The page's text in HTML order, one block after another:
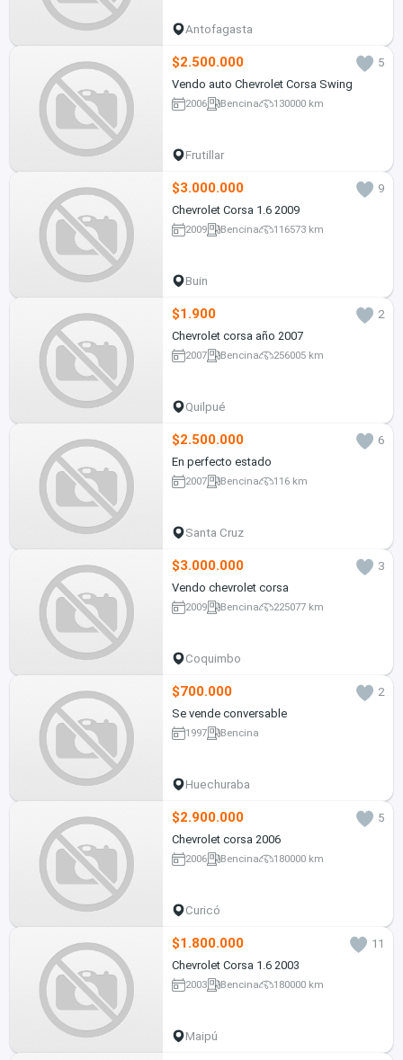
Antofagasta
$2.500.000
5
Vendo auto Chevrolet Corsa Swing
2006 Bencina 130000 km
Frutillar
$3.000.000
9
Chevrolet Corsa 1.6 2009
2009 Bencina 116573 km
Buin
$1.900
2
Chevrolet corsa año 2007
2007 Bencina 256005 km
Quilpué
$2.500.000
6
En perfecto estado
2007 Bencina 116 km
Santa Cruz
$3.000.000
3
Vendo chevrolet corsa
2009 Bencina 225077 km
Coquimbo
$700.000
2
Se vende conversable
1997 Bencina
Huechuraba
$2.900.000
5
Chevrolet corsa 2006
2006 Bencina 180000 km
Curicó
$1.800.000
11
Chevrolet Corsa 1.6 2003
2003 Bencina 180000 km
Maipú